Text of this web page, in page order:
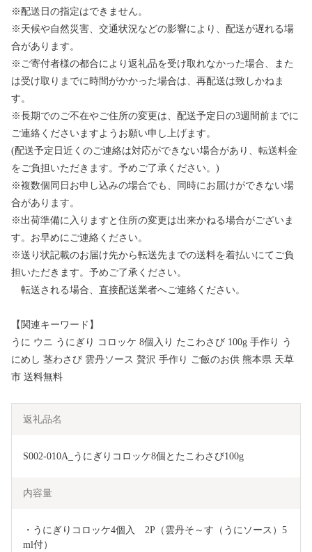
※配送日の指定はできません。
※天候や自然災害、交通状況などの影響により、配送が遅れる場
合があります。
※ご寄付者様の都合により返礼品を受け取れなかった場合、また
は受け取りまでに時間がかかった場合は、再配送は致しかねま
す。
※長期でのご不在やご住所の変更は、配送予定日の3週間前までに
ご連絡くださいますようお願い申し上げます。
(配送予定日近くのご連絡は対応ができない場合があり、転送料金
をご負担いただきます。予めご了承ください。)
※複数個同日お申し込みの場合でも、同時にお届けができない場
合があります。
※出荷準備に入りますと住所の変更は出来かねる場合がございま
す。お早めにご連絡ください。
※送り状記載のお届け先から転送先までの送料を着払いにてご負
担いただきます。予めご了承ください。
転送される場合、直接配送業者へご連絡ください。
【関連キーワード】
うに ウニ うにぎり コロッケ 8個入り たこわさび 100g 手作り う
にめし 茎わさび 雲丹ソース 贅沢 手作り ご飯のお供 熊本県 天草
市 送料無料
返礼品名
S002-010A_うにぎりコロッケ8個とたこわさび100g
内容量
・うにぎりコロッケ4個入　2P（雲丹そ～す（うにソース）5
ml付）